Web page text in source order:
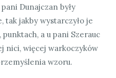
Dunajczan były
tak jakby wystarczyło je
a u pani Szerauc
nici, więcej warkoczyków
wzoru.